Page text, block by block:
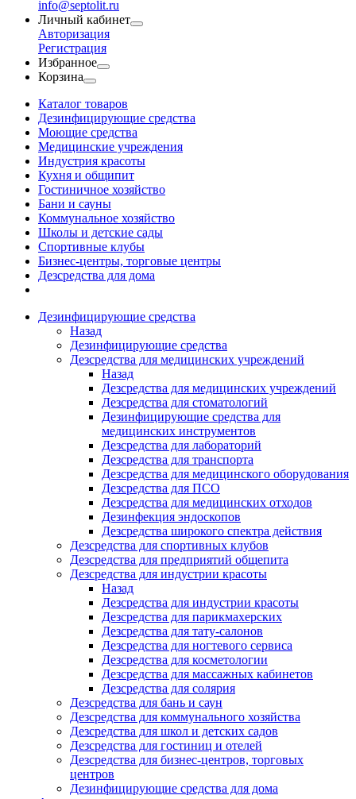
info@septolit.ru
Личный кабинет
Авторизация
Регистрация
Избранное
Корзина
Каталог товаров
Дезинфицирующие средства
Моющие средства
Медицинские учреждения
Индустрия красоты
Кухня и общипит
Гостиничное хозяйство
Бани и сауны
Коммунальное хозяйство
Школы и детские сады
Спортивные клубы
Бизнес-центры, торговые центры
Дезсредства для дома
Дезинфицирующие средства
Назад
Дезинфицирующие средства
Дезсредства для медицинских учреждений
Назад
Дезсредства для медицинских учреждений
Дезсредства для стоматологий
Дезинфицирующие средства для
медицинских инструментов
Дезсредства для лабораторий
Дезсредства для транспорта
Дезсредства для медицинского оборудования
Дезсредства для ПСО
Дезсредства для медицинских отходов
Дезинфекция эндоскопов
Дезсредства широкого спектра действия
Дезсредства для спортивных клубов
Дезсредства для предприятий общепита
Дезсредства для индустрии красоты
Назад
Дезсредства для индустрии красоты
Дезсредства для парикмахерских
Дезсредства для тату-салонов
Дезсредства для ногтевого сервиса
Дезсредства для косметологии
Дезсредства для массажных кабинетов
Дезсредства для солярия
Дезсредства для бань и саун
Дезсредства для коммунального хозяйства
Дезсредства для школ и детских садов
Дезсредства для гостиниц и отелей
Дезсредства для бизнес-центров, торговых
центров
Дезинфицирующие средства для дома